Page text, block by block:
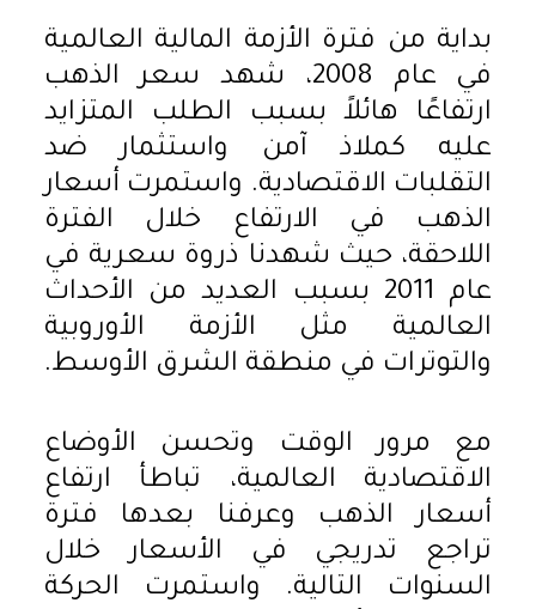
بداية من فترة الأزمة المالية العالمية
في عام 2008، شهد سعر الذهب
ارتفاعًا هائلاً بسبب الطلب المتزايد
عليه كملاذ آمن واستثمار ضد
التقلبات الاقتصادية. واستمرت أسعار
الذهب في الارتفاع خلال الفترة
اللاحقة، حيث شهدنا ذروة سعرية في
عام 2011 بسبب العديد من الأحداث
العالمية مثل الأزمة الأوروبية
والتوترات في منطقة الشرق الأوسط.
مع مرور الوقت وتحسن الأوضاع
الاقتصادية العالمية، تباطأ ارتفاع
أسعار الذهب وعرفنا بعدها فترة
تراجع تدريجي في الأسعار خلال
السنوات التالية. واستمرت الحركة